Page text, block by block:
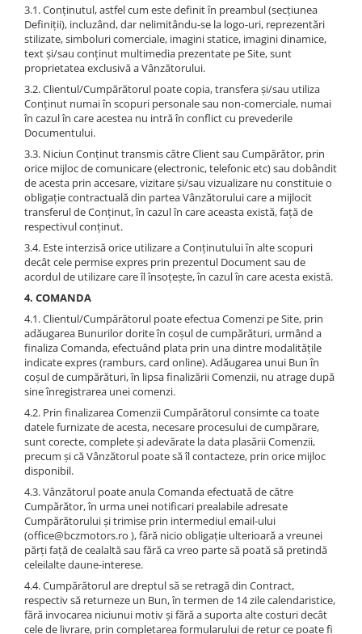
3.1. Conținutul, astfel cum este definit în preambul (secțiunea
Definiții), incluzând, dar nelimitându-se la logo-uri, reprezentări
stilizate, simboluri comerciale, imagini statice, imagini dinamice,
text și/sau conținut multimedia prezentate pe Site, sunt
proprietatea exclusivă a Vânzătorului.
3.2. Clientul/Cumpărătorul poate copia, transfera și/sau utiliza
Conținut numai în scopuri personale sau non-comerciale, numai
în cazul în care acestea nu intră în conflict cu prevederile
Documentului.
3.3. Niciun Conținut transmis către Client sau Cumpărător, prin
orice mijloc de comunicare (electronic, telefonic etc) sau dobândit
de acesta prin accesare, vizitare și/sau vizualizare nu constituie o
obligație contractuală din partea Vânzătorului care a mijlocit
transferul de Conținut, în cazul în care aceasta există, față de
respectivul conținut.
3.4. Este interzisă orice utilizare a Conținutului în alte scopuri
decât cele permise expres prin prezentul Document sau de
acordul de utilizare care îl însoțește, în cazul în care acesta există.
4. COMANDA
4.1. Clientul/Cumpărătorul poate efectua Comenzi pe Site, prin
adăugarea Bunurilor dorite în coșul de cumpărături, urmând a
finaliza Comanda, efectuând plata prin una dintre modalitățile
indicate expres (ramburs, card online). Adăugarea unui Bun în
coșul de cumpărături, în lipsa finalizării Comenzii, nu atrage după
sine înregistrarea unei comenzi.
4.2. Prin finalizarea Comenzii Cumpărătorul consimte ca toate
datele furnizate de acesta, necesare procesului de cumpărare,
sunt corecte, complete și adevărate la data plasării Comenzii,
precum și că Vânzătorul poate să îl contacteze, prin orice mijloc
disponibil.
4.3. Vânzătorul poate anula Comanda efectuată de către
Cumpărător, în urma unei notificari prealabile adresate
Cumpărătorului și trimise prin intermediul email-ului
(office@bczmotors.ro ), fără nicio obligație ulterioară a vreunei
părți față de cealaltă sau fără ca vreo parte să poată să pretindă
celeilalte daune-interese.
4.4. Cumpărătorul are dreptul să se retragă din Contract,
respectiv să returneze un Bun, în termen de 14 zile calendaristice,
fără invocarea niciunui motiv și fără a suporta alte costuri decât
cele de livrare, prin completarea formularului de retur ce poate fi